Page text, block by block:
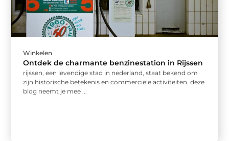
Winkelen
Ontdek de charmante benzinestation in Rijssen
rijssen, een levendige stad in nederland, staat bekend om
zijn historische betekenis en commerciële activiteiten. deze
blog neemt je mee ...